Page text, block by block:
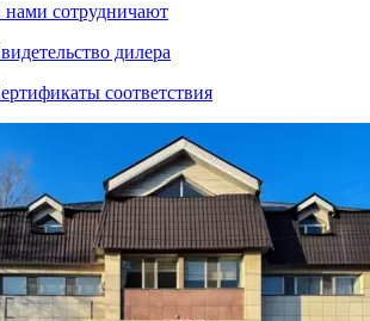
сотрудничают
дилера
соответствия